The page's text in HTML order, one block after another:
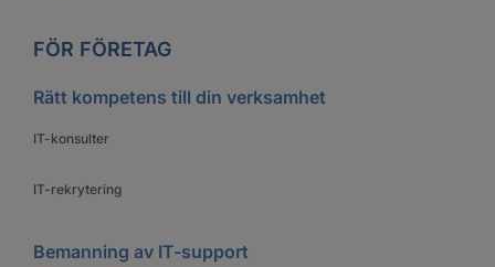
FÖR FÖRETAG
Rätt kompetens till din verksamhet
IT-konsulter
IT-rekrytering
Bemanning av IT-support